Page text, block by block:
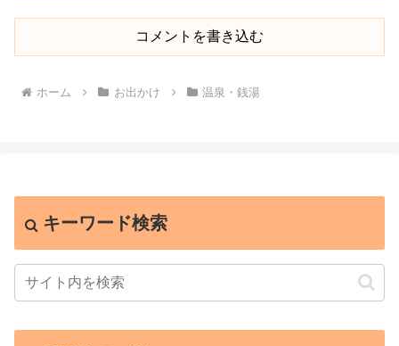
コメントを書き込む
ホーム お出かけ 温泉・銭湯
キーワード検索